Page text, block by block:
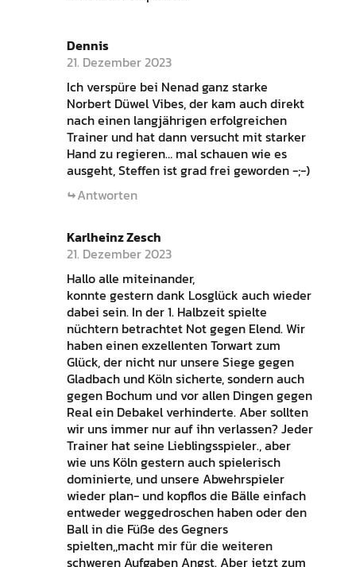
Dennis
21. Dezember 2023
Ich verspüre bei Nenad ganz starke
Norbert Düwel Vibes, der kam auch direkt
nach einen langjährigen erfolgreichen
Trainer und hat dann versucht mit starker
Hand zu regieren… mal schauen wie es
ausgeht, Steffen ist grad frei geworden -;-)
Antworten
Karlheinz Zesch
21. Dezember 2023
Hallo alle miteinander,
konnte gestern dank Losglück auch wieder
dabei sein. In der 1. Halbzeit spielte
nüchtern betrachtet Not gegen Elend. Wir
haben einen exzellenten Torwart zum
Glück, der nicht nur unsere Siege gegen
Gladbach und Köln sicherte, sondern auch
gegen Bochum und vor allen Dingen gegen
Real ein Debakel verhinderte. Aber sollten
wir uns immer nur auf ihn verlassen? Jeder
Trainer hat seine Lieblingsspieler., aber
wie uns Köln gestern auch spielerisch
dominierte, und unsere Abwehrspieler
wieder plan- und kopflos die Bälle einfach
entweder weggedroschen haben oder den
Ball in die Füße des Gegners
spielten,,macht mir für die weiteren
schweren Aufgaben Angst. Aber jetzt zum